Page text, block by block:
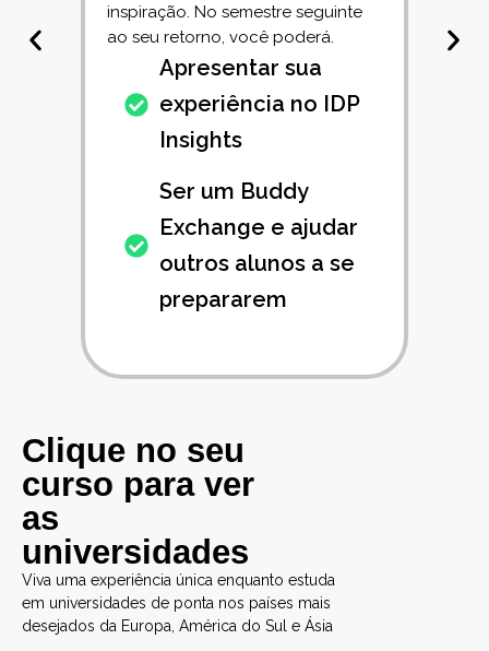
de Exchangers, com acesso a
um canal para:
Tirar dúvidas com ex-
intercambistas
Buscar apoio e ajuda
Clique no seu
curso para ver
as
universidades
Viva uma experiência única enquanto estuda
em universidades de ponta nos países mais
desejados da Europa, América do Sul e Ásia